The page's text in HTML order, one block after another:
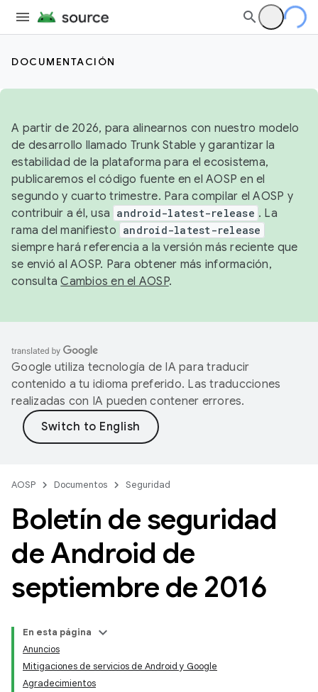
DOCUMENTACIÓN
A partir de 2026, para alinearnos con nuestro modelo
de desarrollo llamado Trunk Stable y garantizar la
estabilidad de la plataforma para el ecosistema,
publicaremos el código fuente en el AOSP en el
segundo y cuarto trimestre. Para compilar el AOSP y
contribuir a él, usa android-latest-release . La
rama del manifiesto android-latest-release
siempre hará referencia a la versión más reciente que
se envió al AOSP. Para obtener más información,
consultaCambios en el AOSP.
Google utiliza tecnología de IA para traducir
contenido a tu idioma preferido. Las traducciones
realizadas con IA pueden contener errores.
AOSP Documentos Seguridad
Boletín de seguridad
de Android de
septiembre de 2016
En esta página
Anuncios
Mitigaciones de servicios de Android y Google
Agradecimientos